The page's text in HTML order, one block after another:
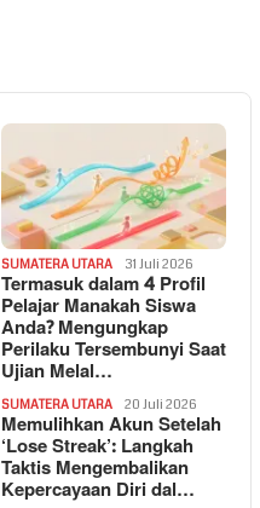
SUMATERA UTARA 31 Juli 2026
Termasuk dalam 4 Profil
Pelajar Manakah Siswa
Anda? Mengungkap
Perilaku Tersembunyi Saat
Ujian Melal…
SUMATERA UTARA 20 Juli 2026
Memulihkan Akun Setelah
‘Lose Streak’: Langkah
Taktis Mengembalikan
Kepercayaan Diri dal…